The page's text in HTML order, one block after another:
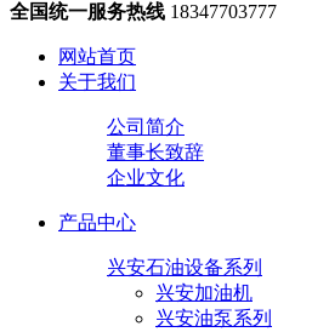
全国统一服务热线 18347703777
网站首页
关于我们
公司简介
董事长致辞
企业文化
产品中心
兴安石油设备系列
兴安加油机
兴安油泵系列